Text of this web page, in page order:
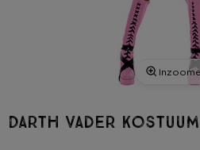
Darth Vader kostuum